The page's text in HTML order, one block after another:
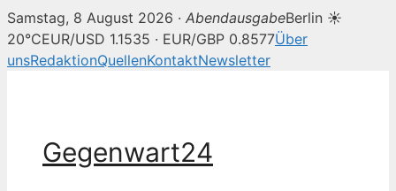
Samstag, 8 August 2026 · AbendausgabeBerlin ☀
20°CEUR/USD 1.1535 · EUR/GBP 0.8577Über
unsRedaktionQuellenKontaktNewsletter
Gegenwart24